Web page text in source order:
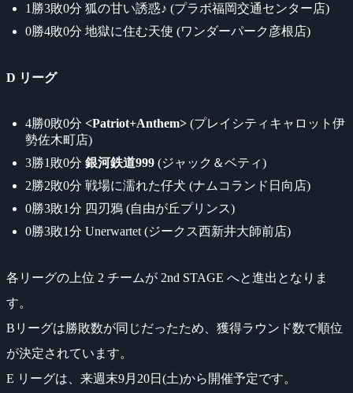
1勝3敗0分 狐の甘い誘惑♪ (プラボ福岡交通センター店)
0勝4敗0分 地獄に住む天使 (ワンダーパーク彦根店)
D リーグ
4勝0敗0分 <Patriot+Anthem> (プレイシティキャロット伊
勢佐木町店)
3勝1敗0分 銀河鉄道999 (ジャック＆ベティ)
2勝2敗0分 戦場に濡れた仔犬 (ナムコランド日向店)
0勝3敗1分 四刃鴉 (自由が丘プリンス)
0勝3敗1分 Unerwartet (ジークス西新井大師前店)
各リーグの上位 2 チームが 2nd STAGE へと進出となりま
す。
Bリーグは勝敗数が同じだったため、獲得ラウンド数で順位
が決定されています。
E リーグは、来週末9月20日(土)から開催予定です。